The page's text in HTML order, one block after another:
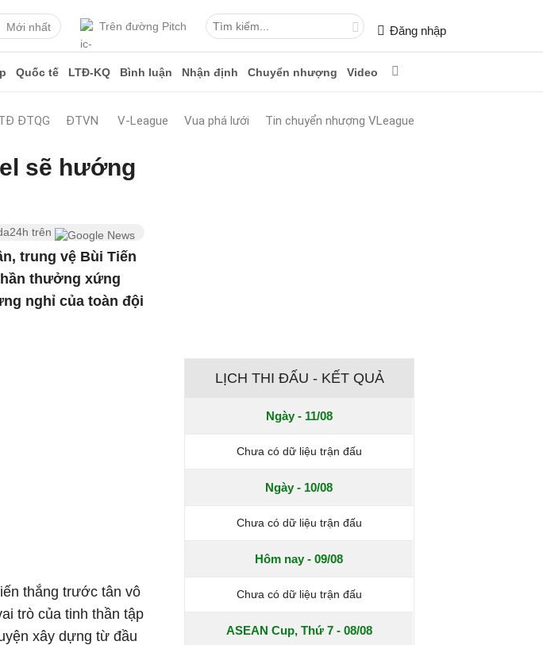
Mới nhất Trên đường Pitch Đăng nhập
Quốc tế LTĐ-KQ Bình luận Nhận định Chuyển nhượng Video
ĐTQG ĐTVN V-League Vua phá lưới Tin chuyển nhượng VLeague
sẽ hướng
trên
trung vệ Bùi Tiến
thưởng xứng
nghỉ của toàn đội
thắng trước tân vô
trò của tinh thần tập
xây dựng từ đầu
LỊCH THI ĐẤU - KẾT QUẢ
Ngày - 11/08
Chưa có dữ liệu trận đấu
Ngày - 10/08
Chưa có dữ liệu trận đấu
Hôm nay - 09/08
Chưa có dữ liệu trận đấu
ASEAN Cup, Thứ 7 - 08/08